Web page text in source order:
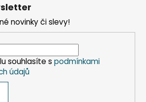
novinky či slevy!
souhlasíte s podmínkami
údajů